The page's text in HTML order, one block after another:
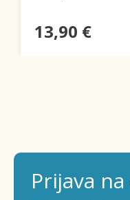
13,90 €
Prijava na